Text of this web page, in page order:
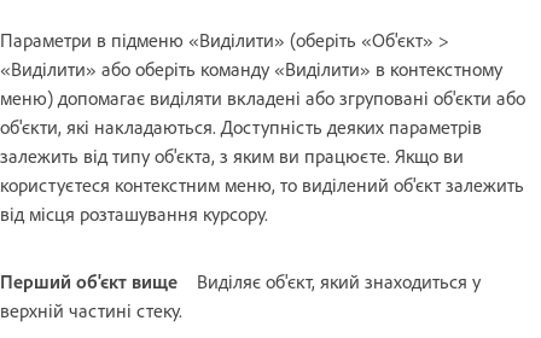
Параметри в підменю «Виділити» (оберіть «Об'єкт» >
«Виділити» або оберіть команду «Виділити» в контекстному
меню) допомагає виділяти вкладені або згруповані об'єкти або
об'єкти, які накладаються. Доступність деяких параметрів
залежить від типу об'єкта, з яким ви працюєте. Якщо ви
користуєтеся контекстним меню, то виділений об'єкт залежить
від місця розташування курсору.
Перший об'єкт вище
Виділяє об'єкт, який знаходиться у
верхній частині стеку.